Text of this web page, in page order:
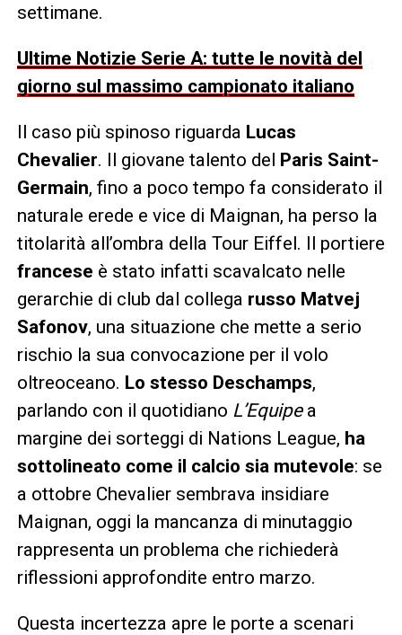
settimane.
Ultime Notizie Serie A: tutte le novità del
giorno sul massimo campionato italiano
Il caso più spinoso riguarda Lucas
Chevalier. Il giovane talento del Paris Saint-
Germain, fino a poco tempo fa considerato il
naturale erede e vice di Maignan, ha perso la
titolarità all’ombra della Tour Eiffel. Il portiere
francese è stato infatti scavalcato nelle
gerarchie di club dal collega russo Matvej
Safonov, una situazione che mette a serio
rischio la sua convocazione per il volo
oltreoceano. Lo stesso Deschamps,
parlando con il quotidiano L’Equipea
margine dei sorteggi di Nations League, ha
sottolineato come il calcio sia mutevole: se
a ottobre Chevalier sembrava insidiare
Maignan, oggi la mancanza di minutaggio
rappresenta un problema che richiederà
riflessioni approfondite entro marzo.
Questa incertezza apre le porte a scenari